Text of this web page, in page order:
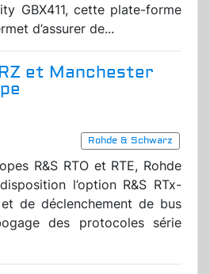
GBX411, cette plate-forme
d’assurer de...
et Manchester
Rohde & Schwarz
R&S RTO et RTE, Rohde
l’option R&S RTx-
de déclenchement de bus
des protocoles série